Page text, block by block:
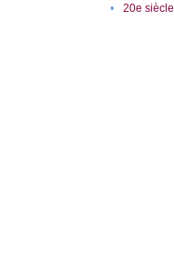
•
20e siècle